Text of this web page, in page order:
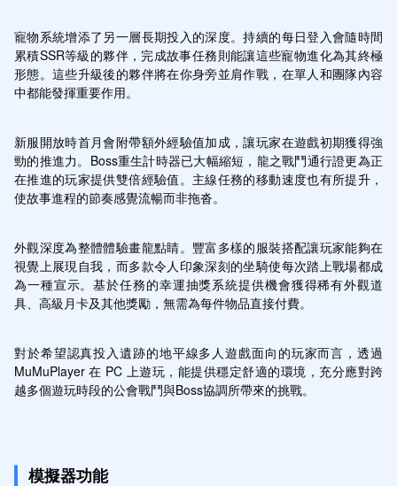
寵物系統增添了另一層長期投入的深度。持續的每日登入會隨時間
累積SSR等級的夥伴，完成故事任務則能讓這些寵物進化為其終極
形態。這些升級後的夥伴將在你身旁並肩作戰，在單人和團隊內容
中都能發揮重要作用。
新服開放時首月會附帶額外經驗值加成，讓玩家在遊戲初期獲得強
勁的推進力。Boss重生計時器已大幅縮短，龍之戰鬥通行證更為正
在推進的玩家提供雙倍經驗值。主線任務的移動速度也有所提升，
使故事進程的節奏感覺流暢而非拖沓。
外觀深度為整體體驗畫龍點睛。豐富多樣的服裝搭配讓玩家能夠在
視覺上展現自我，而多款令人印象深刻的坐騎使每次踏上戰場都成
為一種宣示。基於任務的幸運抽獎系統提供機會獲得稀有外觀道
具、高級月卡及其他獎勵，無需為每件物品直接付費。
對於希望認真投入遺跡的地平線多人遊戲面向的玩家而言，透過
MuMuPlayer 在 PC 上遊玩，能提供穩定舒適的環境，充分應對跨
越多個遊玩時段的公會戰鬥與Boss協調所帶來的挑戰。
模擬器功能